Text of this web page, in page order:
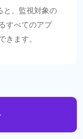
と、監視対象の
すべてのアプ
きます。